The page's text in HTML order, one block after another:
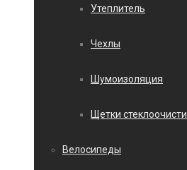
Утеплитель
Чехлы
Шумоизоляция
Щетки
Велосипеды